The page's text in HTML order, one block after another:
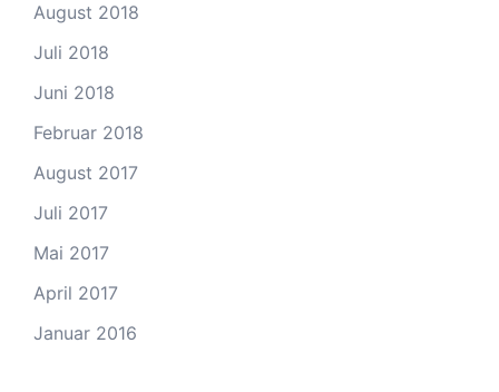
August 2018
Juli 2018
Juni 2018
Februar 2018
August 2017
Juli 2017
Mai 2017
April 2017
Januar 2016